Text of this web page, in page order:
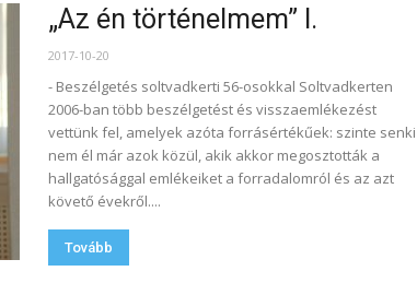
„Az én történelmem” I.
2017-10-20
- Beszélgetés soltvadkerti 56-osokkal Soltvadkerten
2006-ban több beszélgetést és visszaemlékezést
vettünk fel, amelyek azóta forrásértékűek: szinte senki
nem él már azok közül, akik akkor megosztották a
hallgatósággal emlékeiket a forradalomról és az azt
követő évekről....
Tovább